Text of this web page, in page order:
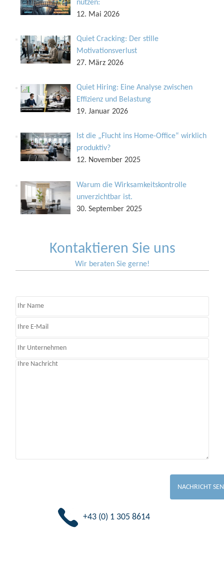
nutzen:
12. Mai 2026
Quiet Cracking: Der stille
Motivationsverlust
27. März 2026
Quiet Hiring: Eine Analyse zwischen
Effizienz und Belastung
19. Januar 2026
Ist die „Flucht ins Home-Office“ wirklich
produktiv?
12. November 2025
Warum die Wirksamkeitskontrolle
unverzichtbar ist.
30. September 2025
Kontaktieren Sie uns
Wir beraten Sie gerne!
+43 (0) 1 305 8614